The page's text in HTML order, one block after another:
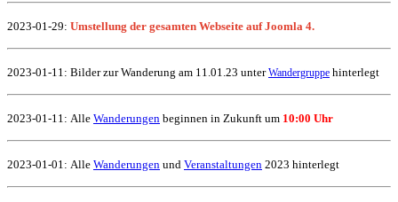
2023-01-29: Umstellung der gesamten Webseite auf Joomla 4.
2023-01-11: Bilder zur Wanderung am 11.01.23 unterWandergruppe hinterlegt
2023-01-11: Alle Wanderungen beginnen in Zukunft um 10:00 Uhr
2023-01-01: Alle Wanderungen und Veranstaltungen 2023 hinterlegt